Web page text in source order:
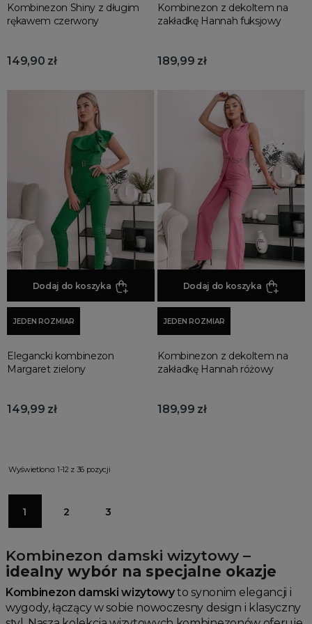
Kombinezon Shiny z długim
rękawem czerwony
149,90 zł
Kombinezon z dekoltem na
zakładkę Hannah fuksjowy
189,99 zł
Dodaj do koszyka
JEDEN ROZMIAR
Elegancki kombinezon
Margaret zielony
149,99 zł
Dodaj do koszyka
JEDEN ROZMIAR
Kombinezon z dekoltem na
zakładkę Hannah różowy
189,99 zł
Wyświetlono: 1-12 z 36 pozycji
1 2 3
Kombinezon damski wizytowy –
idealny wybór na specjalne okazje
Kombinezon damski wizytowyto synonim elegancji i
wygody, łączący w sobie nowoczesny design i klasyczny